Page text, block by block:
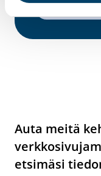
Siirry
Auta meitä
etsimäsi